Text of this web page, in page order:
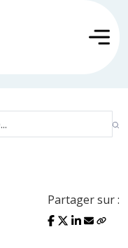
Partager sur :